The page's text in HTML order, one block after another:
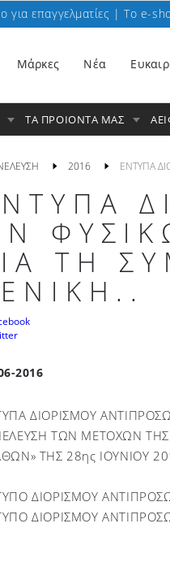
για επαγγελματίες | To e-
Μάρκες Nέα
ΤΑ ΠΡΟΙΟΝΤΑ ΜΑΣ
2016 ΕΝΤΥΠΑ
ΤΗ
2016
ΔΙΟΡΙΣΜΟΥ
ΤΩΝ ΜΕΤΟΧΩΝ
ΤΗΣ 28ης ΙΟΥΝΙΟΥ
ΔΙΟΡΙΣΜΟΥ
ΔΙΟΡΙΣΜΟΥ